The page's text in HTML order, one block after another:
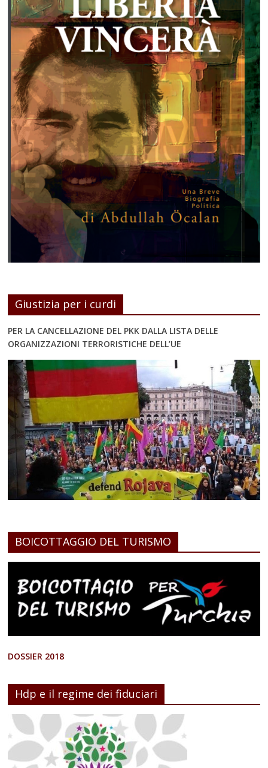
Giustizia per i curdi
PER LA CANCELLAZIONE DEL PKK DALLA LISTA DELLE
ORGANIZZAZIONI TERRORISTICHE DELL’UE
BOICOTTAGGIO DEL TURISMO
DOSSIER 2018
Hdp e il regime dei fiduciari